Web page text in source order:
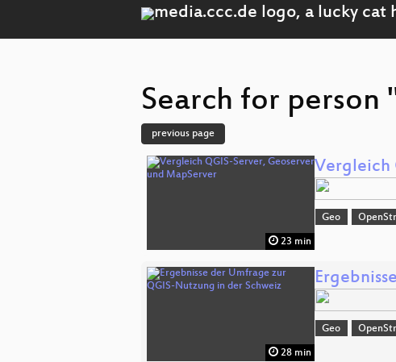
Search for person
previous page
23 min
Vergleich
Geo
28 min
Geo